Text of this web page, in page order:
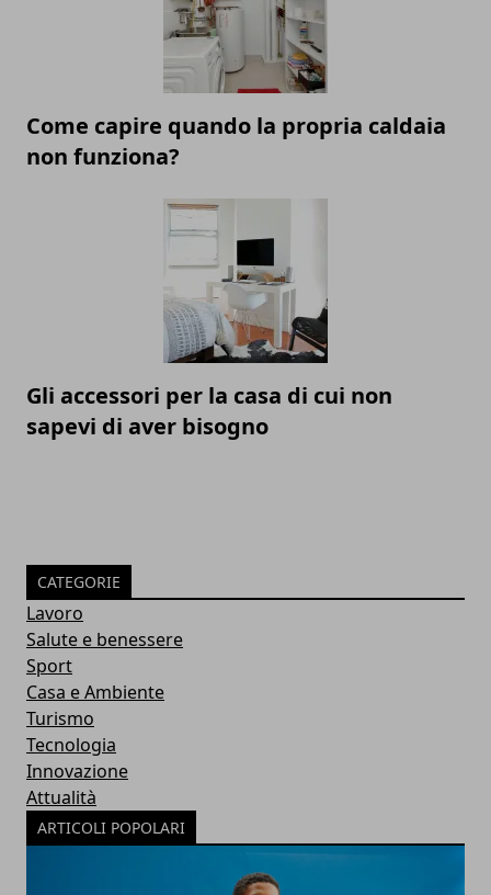
Come capire quando la propria caldaia
non funziona?
Gli accessori per la casa di cui non
sapevi di aver bisogno
CATEGORIE
Lavoro
Salute e benessere
Sport
Casa e Ambiente
Turismo
Tecnologia
Innovazione
Attualità
ARTICOLI POPOLARI